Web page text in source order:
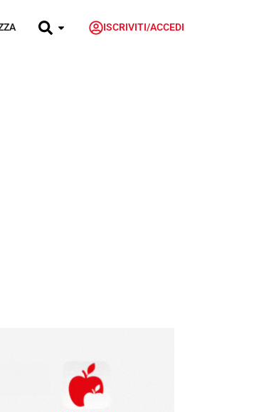
ISCRIVITI/ACCEDI